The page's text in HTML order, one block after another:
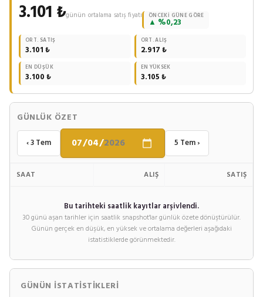
3.101 ₺günün ortalama satış fiyatı ÖNCEKI GÜNE GÖRE
▲ %0,23
ORT. SATIŞ
3.101 ₺
ORT. ALIŞ
2.917 ₺
EN DÜŞÜK
3.100 ₺
EN YÜKSEK
3.105 ₺
GÜNLÜK ÖZET
‹ 3 Tem 5 Tem ›
SAAT ALIŞ SATIŞ
Bu tarihteki saatlik kayıtlar arşivlendi.
30 günü aşan tarihler için saatlik snapshot'lar günlük özete dönüştürülür.
Günün gerçek en düşük, en yüksek ve ortalama değerleri aşağıdaki
istatistiklerde görünmektedir.
GÜNÜN İSTATISTIKLERI